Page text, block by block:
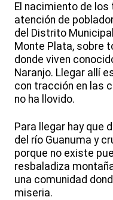
El nacimiento de
atención de
del Distrito
Monte Plata, sobre
donde viven
Naranjo. Llegar allí
con tracción en las
no ha llovido.
Para llegar hay que
del río Guanuma y
porque no existe
resbaladiza
una comunidad
miseria.